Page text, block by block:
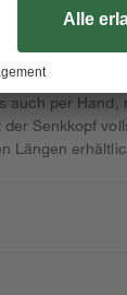
von
gut die
dem
auch per Hand,
Senkkopf
Längen